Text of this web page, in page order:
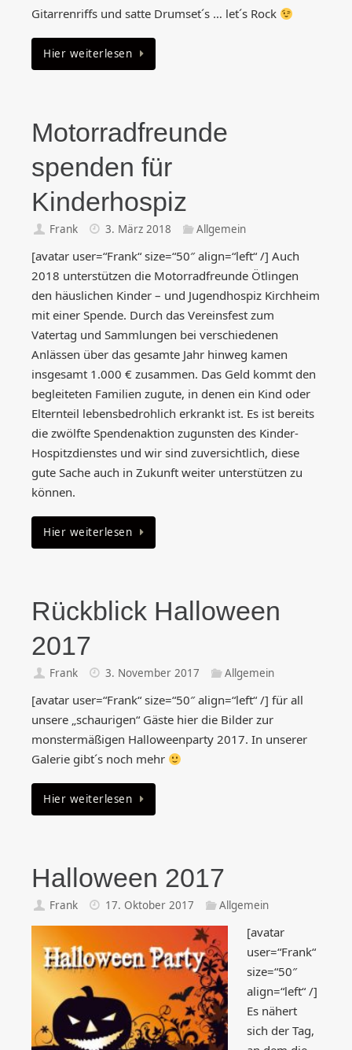
Gitarrenriffs und satte Drumset´s … let´s Rock
Hier weiterlesen
Motorradfreunde
spenden für
Kinderhospiz
Frank 3. März 2018 Allgemein
[avatar user=“Frank“ size=“50″ align=“left“ /] Auch
2018 unterstützen die Motorradfreunde Ötlingen
den häuslichen Kinder – und Jugendhospiz Kirchheim
mit einer Spende. Durch das Vereinsfest zum
Vatertag und Sammlungen bei verschiedenen
Anlässen über das gesamte Jahr hinweg kamen
insgesamt 1.000 € zusammen. Das Geld kommt den
begleiteten Familien zugute, in denen ein Kind oder
Elternteil lebensbedrohlich erkrankt ist. Es ist bereits
die zwölfte Spendenaktion zugunsten des Kinder-
Hospitzdienstes und wir sind zuversichtlich, diese
gute Sache auch in Zukunft weiter unterstützen zu
können.
Hier weiterlesen
Rückblick Halloween
2017
Frank 3. November 2017 Allgemein
[avatar user=“Frank“ size=“50″ align=“left“ /] für all
unsere „schaurigen“ Gäste hier die Bilder zur
monstermäßigen Halloweenparty 2017. In unserer
Galerie gibt´s noch mehr
Hier weiterlesen
Halloween 2017
Frank 17. Oktober 2017 Allgemein
[avatar
user=“Frank“
size=“50″
align=“left“ /]
Es nähert
sich der Tag,